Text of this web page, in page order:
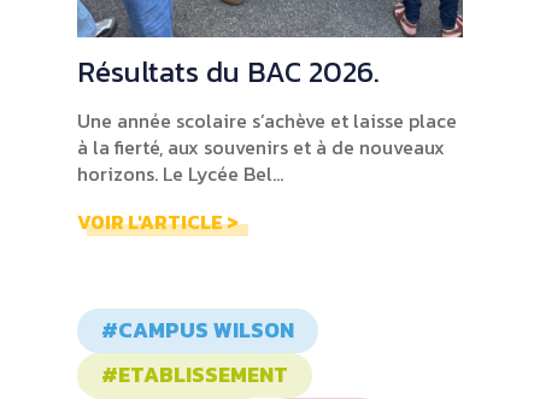
Résultats du BAC 2026.
Une année scolaire s’achève et laisse place
à la fierté, aux souvenirs et à de nouveaux
horizons. Le Lycée Bel...
VOIR L'ARTICLE >
#CAMPUS WILSON
#ETABLISSEMENT